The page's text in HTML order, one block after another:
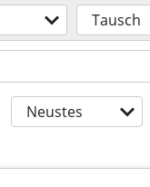
Tausch
Neustes